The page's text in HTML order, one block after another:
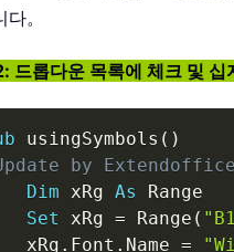
。
드롭다운 목록에 체크 및 십
usingSymbols ( )
by Extendoffice
Dim xRg As Range
Set xRg = Range (
xRg
. Font . Name =